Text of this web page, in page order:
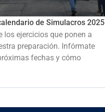
de Simulacros 2025
los ejercicios que ponen a
preparación. Infórmate
fechas y cómo